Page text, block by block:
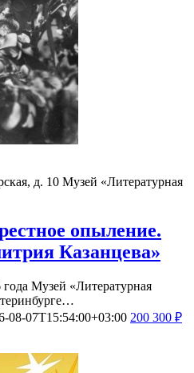
д. 10 Музей «Литературная
опыление.
Казанцева»
Музей «Литературная
08-07T15:54:00+03:00 200 300 ₽